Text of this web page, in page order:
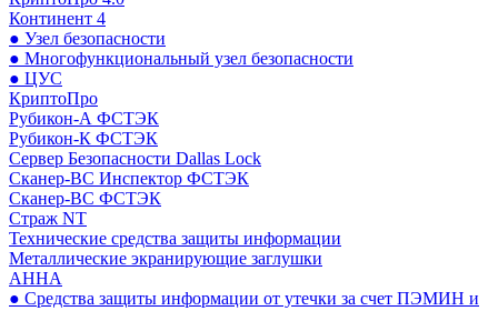
Континент 4
● Узел безопасности
● Многофункциональный узел безопасности
● ЦУС
КриптоПро
Рубикон-А ФСТЭК
Рубикон-К ФСТЭК
Сервер Безопасности Dallas Lock
Сканер-ВС Инспектор ФСТЭК
Сканер-ВС ФСТЭК
Страж NT
Технические средства защиты информации
Металлические экранирующие заглушки
АННА
● Средства защиты информации от утечки за счет ПЭМИН и